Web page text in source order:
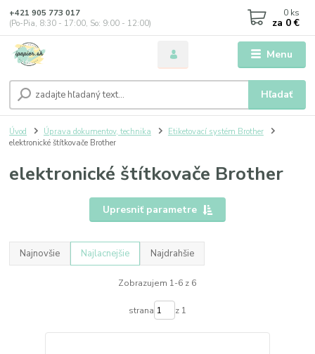
Menu
Hľadať
+421 905 773 017
(Po-Pia, 8:30 - 17:00, So: 9:00 - 12:00)
0 ks
za 0 €
Úvod Úprava dokumentov, technika
Etiketovací systém Brother
elektronické štítkovače Brother
elektronické štítkovače Brother
Upresniť parametre
Najnovšie Najlacnejšie Najdrahšie
Zobrazujem 1-6 z 6
strana z 1